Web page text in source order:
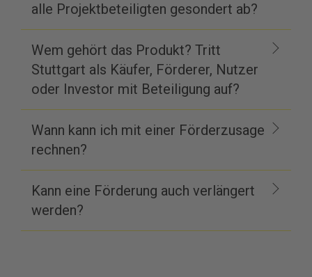
alle Projektbeteiligten gesondert ab?
Wem gehört das Produkt? Tritt
Stuttgart als Käufer, Förderer, Nutzer
oder Investor mit Beteiligung auf?
Wann kann ich mit einer Förderzusage
rechnen?
Kann eine Förderung auch verlängert
werden?